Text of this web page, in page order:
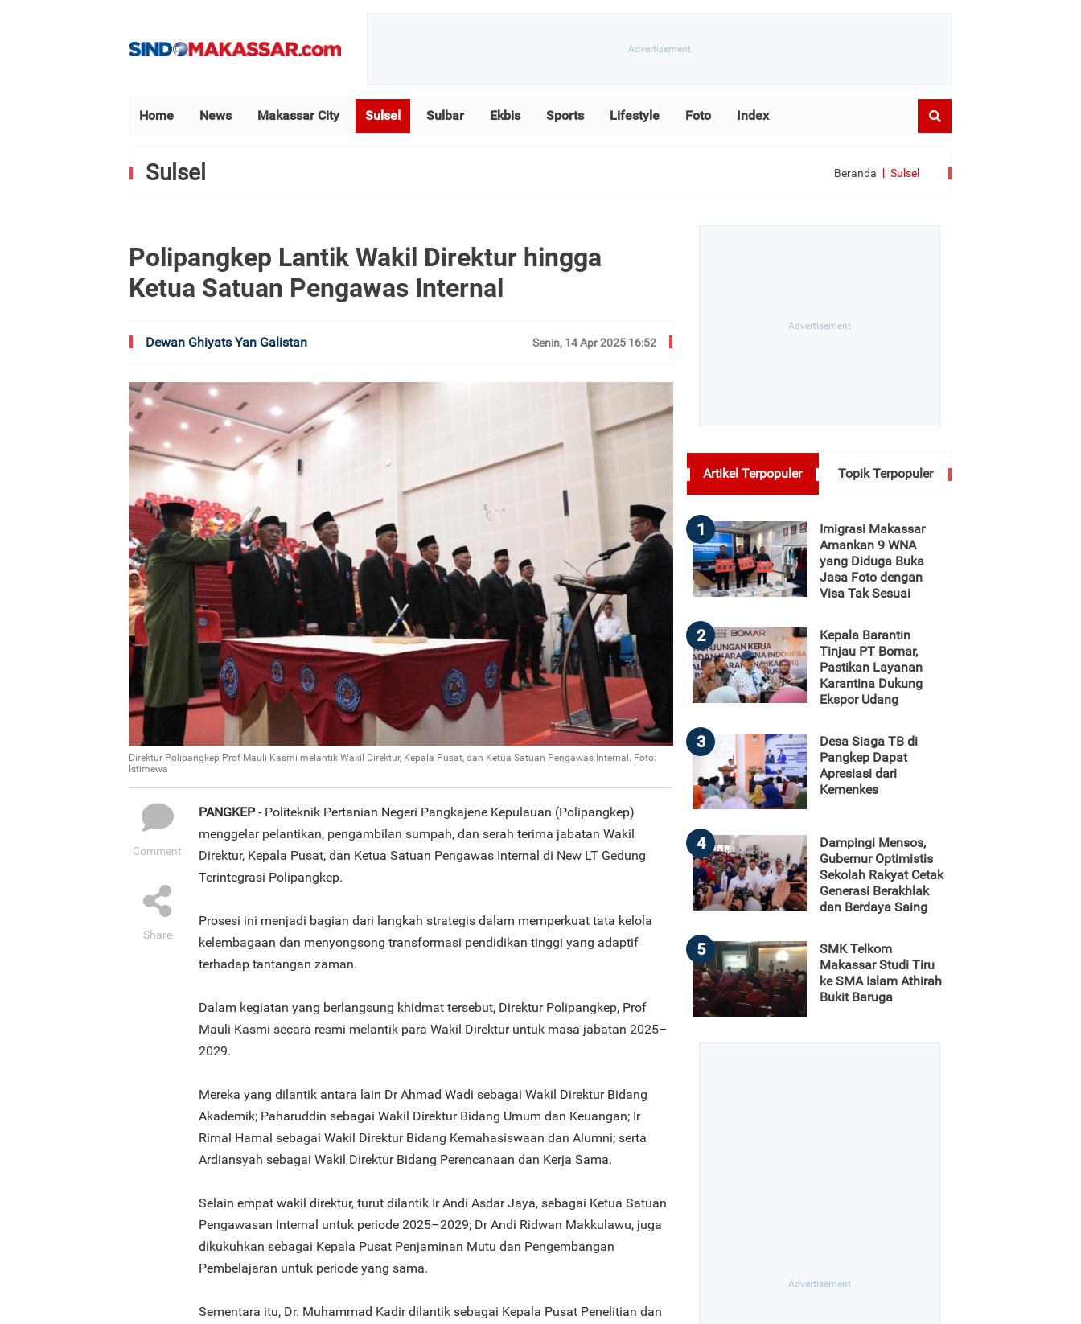
Home News Makassar City Sulsel Sulbar Ekbis Sports Lifestyle Foto Index
Sulsel Beranda Sulsel
Polipangkep Lantik Wakil Direktur hingga
Ketua Satuan Pengawas Internal
Dewan Ghiyats Yan Galistan Senin, 14 Apr 2025 16:52
Direktur Polipangkep Prof Mauli Kasmi melantik Wakil Direktur, Kepala Pusat, dan Ketua Satuan Pengawas Internal. Foto:
Istimewa
Comment
Share
PANGKEP- Politeknik Pertanian Negeri Pangkajene Kepulauan (Polipangkep)
menggelar pelantikan, pengambilan sumpah, dan serah terima jabatan Wakil
Direktur, Kepala Pusat, dan Ketua Satuan Pengawas Internal di New LT Gedung
Terintegrasi Polipangkep.
Prosesi ini menjadi bagian dari langkah strategis dalam memperkuat tata kelola
kelembagaan dan menyongsong transformasi pendidikan tinggi yang adaptif
terhadap tantangan zaman.
Dalam kegiatan yang berlangsung khidmat tersebut, Direktur Polipangkep, Prof
Mauli Kasmi secara resmi melantik para Wakil Direktur untuk masa jabatan 2025–
2029.
Mereka yang dilantik antara lain Dr Ahmad Wadi sebagai Wakil Direktur Bidang
Akademik; Paharuddin sebagai Wakil Direktur Bidang Umum dan Keuangan; Ir
Rimal Hamal sebagai Wakil Direktur Bidang Kemahasiswaan dan Alumni; serta
Ardiansyah sebagai Wakil Direktur Bidang Perencanaan dan Kerja Sama.
Selain empat wakil direktur, turut dilantik Ir Andi Asdar Jaya, sebagai Ketua Satuan
Pengawasan Internal untuk periode 2025–2029; Dr Andi Ridwan Makkulawu, juga
dikukuhkan sebagai Kepala Pusat Penjaminan Mutu dan Pengembangan
Pembelajaran untuk periode yang sama.
Sementara itu, Dr. Muhammad Kadir dilantik sebagai Kepala Pusat Penelitian dan
Artikel Terpopuler Topik Terpopuler
1
Imigrasi Makassar
Amankan 9 WNA
yang Diduga Buka
Jasa Foto dengan
Visa Tak Sesuai
2
Kepala Barantin
Tinjau PT Bomar,
Pastikan Layanan
Karantina Dukung
Ekspor Udang
3
Desa Siaga TB di
Pangkep Dapat
Apresiasi dari
Kemenkes
4
Dampingi Mensos,
Gubernur Optimistis
Sekolah Rakyat Cetak
Generasi Berakhlak
dan Berdaya Saing
5
SMK Telkom
Makassar Studi Tiru
ke SMA Islam Athirah
Bukit Baruga